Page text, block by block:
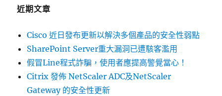
近期文章
Cisco 近日發布更新以解決多個產品的安全性弱點
SharePoint Server重大漏洞已遭駭客濫用
假冒Line程式詐騙，使用者應提高警覺當心！
Citrix 發佈 NetScaler ADC及NetScaler
Gateway 的安全性更新